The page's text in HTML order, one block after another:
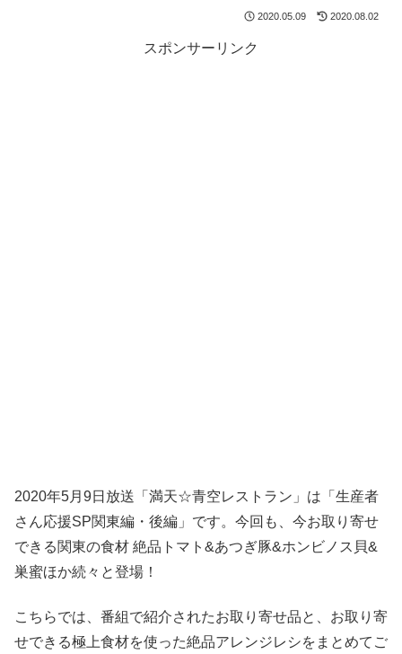
2020.05.09 2020.08.02
スポンサーリンク
2020年5月9日放送「満天☆青空レストラン」は「生産者
さん応援SP関東編・後編」です。今回も、今お取り寄せ
できる関東の食材 絶品トマト&あつぎ豚&ホンビノス貝&
巣蜜ほか続々と登場！
こちらでは、番組で紹介されたお取り寄せ品と、お取り寄
せできる極上食材を使った絶品アレンジレシをまとめてご